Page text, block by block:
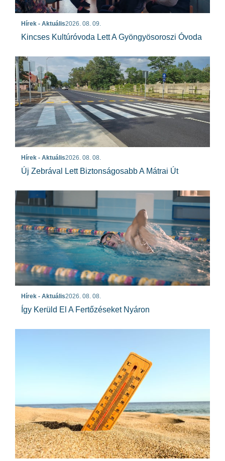
Hírek - Aktuális2026. 08. 09.
Kincses Kultúróvoda Lett A Gyöngyösoroszi Óvoda
Hírek - Aktuális2026. 08. 08.
Új Zebrával Lett Biztonságosabb A Mátrai Út
Hírek - Aktuális2026. 08. 08.
Így Kerüld El A Fertőzéseket Nyáron